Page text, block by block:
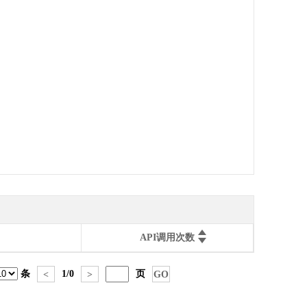
API调用次数
条 < 1/0 > 页 GO